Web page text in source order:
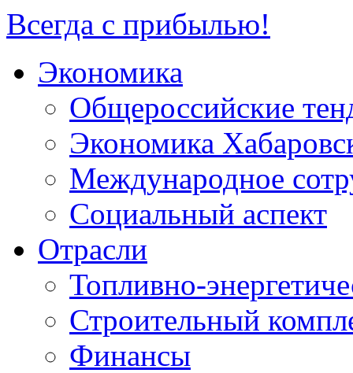
Всегда с прибылью!
Экономика
Общероссийские
Экономика
Международное
Социальный аспект
Отрасли
Топливно-
Строительный
Финансы